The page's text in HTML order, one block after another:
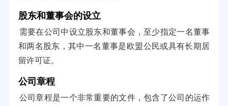
股东和董事会的设立
需要在公司中设立股东和董事会，至少指定一名董事
和两名股东，其中一名董事是欧盟公民或具有长期居
留许可证。
公司章程
公司章程是一个非常重要的文件，包含了公司的运作